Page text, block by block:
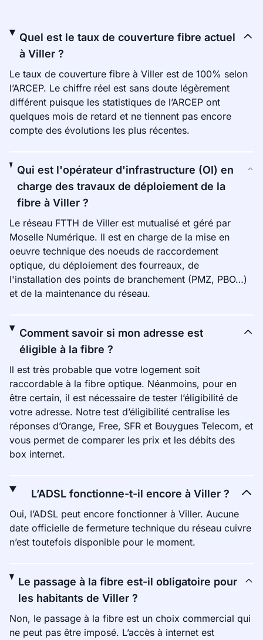
Quel est le taux de couverture fibre actuel
à Viller ?
Le taux de couverture fibre à Viller est de 100% selon
l’ARCEP. Le chiffre réel est sans doute légèrement
différent puisque les statistiques de l’ARCEP ont
quelques mois de retard et ne tiennent pas encore
compte des évolutions les plus récentes.
Qui est l'opérateur d'infrastructure (OI) en
charge des travaux de déploiement de la
fibre à Viller ?
Le réseau FTTH de Viller est mutualisé et géré par
Moselle Numérique. Il est en charge de la mise en
oeuvre technique des noeuds de raccordement
optique, du déploiement des fourreaux, de
l'installation des points de branchement (PMZ, PBO…)
et de la maintenance du réseau.
Comment savoir si mon adresse est
éligible à la fibre ?
Il est très probable que votre logement soit
raccordable à la fibre optique. Néanmoins, pour en
être certain, il est nécessaire de tester l’éligibilité de
votre adresse. Notre test d’éligibilité centralise les
réponses d’Orange, Free, SFR et Bouygues Telecom, et
vous permet de comparer les prix et les débits des
box internet.
L’ADSL fonctionne-t-il encore à Viller ?
Oui, l’ADSL peut encore fonctionner à Viller. Aucune
date officielle de fermeture technique du réseau cuivre
n’est toutefois disponible pour le moment.
Le passage à la fibre est-il obligatoire pour
les habitants de Viller ?
Non, le passage à la fibre est un choix commercial qui
ne peut pas être imposé. L’accès à internet est